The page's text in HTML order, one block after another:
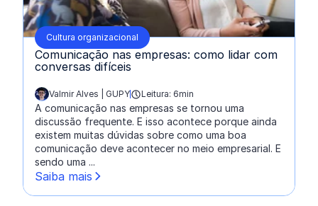
Cultura organizacional
Comunicação nas empresas: como lidar com
conversas difíceis
escrito por:
Valmir Alves | GUPY Leitura: 6min
A comunicação nas empresas se tornou uma
discussão frequente. E isso acontece porque ainda
existem muitas dúvidas sobre como uma boa
comunicação deve acontecer no meio empresarial. E
sendo uma ...
Saiba mais